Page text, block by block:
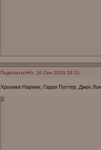
ПоделитьсяЧт, 16 Сен 2010 16:31
Хроники Нарнии, Гарри Поттер, Джек
0